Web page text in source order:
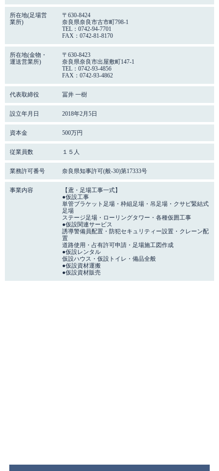
所在地(足場営
業所)
〒630-8424
奈良県奈良市古市町798-1
TEL：0742-94-7701
FAX：0742-81-8170
所在地(金物・
運送営業所)
〒630-8423
奈良県奈良市出屋敷町147-1
TEL：0742-93-4856
FAX：0742-93-4862
代表取締役 冨井 一樹
設立年月日 2018年2月5日
資本金 500万円
従業員数 １５人
業務許可番号 奈良県知事許可(般-30)第17333号
事業内容
【鳶・足場工事一式】
●仮設工事
単管ブラケット足場・枠組足場・吊足場・クサビ緊結式
足場
ステージ足場・ローリングタワー・各種仮囲工事
●仮設関連サービス
誘導警備員配置・防犯セキュリティー設置・クレーン配
置
道路使用・占有許可申請・足場施工図作成
●仮設レンタル
仮設ハウス・仮設トイレ・備品全般
●仮設資材運搬
●仮設資材販売